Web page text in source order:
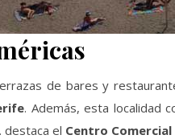
de bares y
. Además, esta localidad
destaca el Centro Comercial